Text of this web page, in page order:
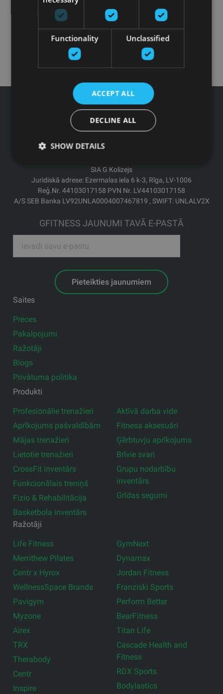
info@gfitness.lv
SIA G Kolizejs
Juridiskā adrese: Ezermalas iela 6 k-3, Rīga, LV-1006
Reģ.Nr. 44103017158 PVN Nr. LV44103017158
A/S SEB Banka LV92UNLA0004007467819 , SWIFT: UNLALV2X
GFITNESS JAUNUMI TAVĀ E-PASTĀ
Pieteikties jaunumiem
Saites
Preces
Pakalpojumi
Ražotāji
Blogs
Privātuma politika
Produkti
Profesionālie trenažieri
Aprīkojums pašvaldībām
Mājas trenažieri
Lietotie trenažieri
CrossFit inventārs
Funkcionālais treniņš
Fizio & Rehabilitācija
Basketbola inventārs
Aktīvā darba vide
Fitnesa aksesuāri
Ģērbtuvju aprīkojums
Brīvie svari
Grupu nodarbību
inventārs
Grīdas segumi
Ražotāji
Life Fitness
Merrithew Pilates
Centr x Hyrox
WellnessSpace Brands
Pavigym
Myzone
Airex
TRX
Therabody
Centr
Inspire
GymNext
Dynamax
Jordan Fitness
Franziski Sports
Perform Better
BearFitness
Titan Life
Cascade Health and
Fitness
RDX Sports
Bodylastics
Functionality Unclassified
ACCEPT ALL
DECLINE ALL
SHOW DETAILS